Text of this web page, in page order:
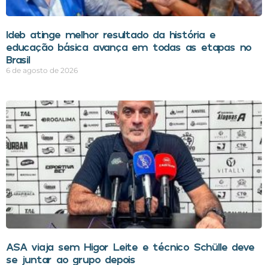
Ideb atinge melhor resultado da história e
educação básica avança em todas as etapas no
Brasil
6 de agosto de 2026
ASA viaja sem Higor Leite e técnico Schülle deve
se juntar ao grupo depois